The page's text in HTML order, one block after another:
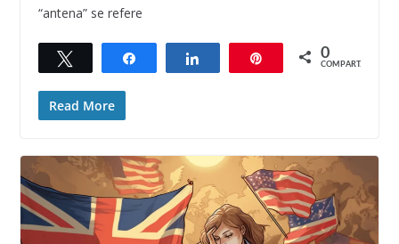
“antena” se refere
Compartilhar Compartilhar 0
COMPART.
Read More